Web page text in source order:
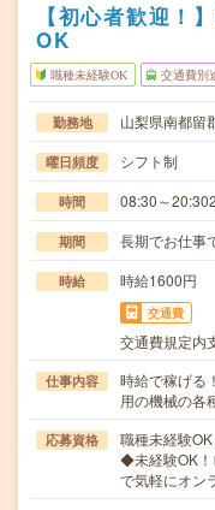
【初心者歓迎！
OK
職種未経験OK 交通費別
勤務地 山梨県南都留
曜日頻度 シフト制
時間 08:30～
期間 長期でお仕事
時給 時給1600円
交通費
交通費規定内
仕事内容
時給で稼げる
用の機械の各
応募資格
職種未経験
◆未経験OK！
で気軽にオン